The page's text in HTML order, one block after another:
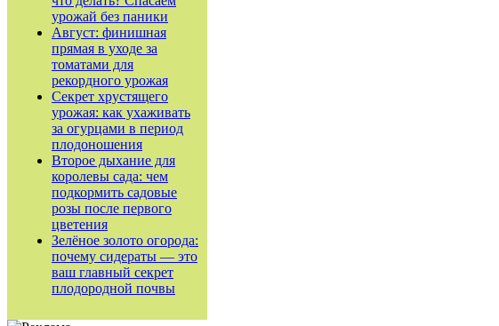
урожай без паники
Август: финишная
прямая в уходе за
томатами для
рекордного урожая
Секрет хрустящего
урожая: как ухаживать
за огурцами в период
плодоношения
Второе дыхание для
королевы сада: чем
подкормить садовые
розы после первого
цветения
Зелёное золото огорода:
почему сидераты — это
ваш главный секрет
плодородной почвы